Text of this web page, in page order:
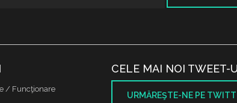
/ Funcţionare
CELE MAI NOI TWEET-
URMĂREŞTE-NE PE